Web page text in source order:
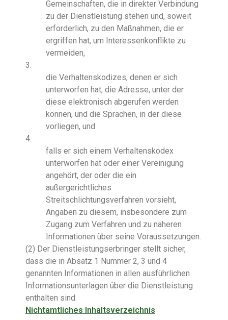
Gemeinschaften, die in direkter Verbindung
zu der Dienstleistung stehen und, soweit
erforderlich, zu den Maßnahmen, die er
ergriffen hat, um Interessenkonflikte zu
vermeiden,
3.
die Verhaltenskodizes, denen er sich
unterworfen hat, die Adresse, unter der
diese elektronisch abgerufen werden
können, und die Sprachen, in der diese
vorliegen, und
4.
falls er sich einem Verhaltenskodex
unterworfen hat oder einer Vereinigung
angehört, der oder die ein
außergerichtliches
Streitschlichtungsverfahren vorsieht,
Angaben zu diesem, insbesondere zum
Zugang zum Verfahren und zu näheren
Informationen über seine Voraussetzungen.
(2) Der Dienstleistungserbringer stellt sicher,
dass die in Absatz 1 Nummer 2, 3 und 4
genannten Informationen in allen ausführlichen
Informationsunterlagen über die Dienstleistung
enthalten sind.
Nichtamtliches Inhaltsverzeichnis